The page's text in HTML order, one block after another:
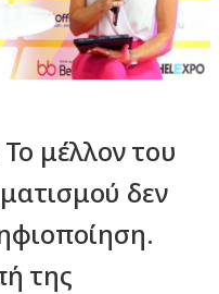
μέλλον του
δεν
της